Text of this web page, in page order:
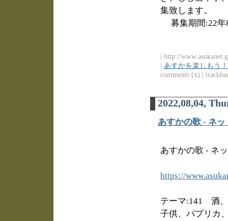
集致します。
募集期間:22年
| http://
| あすかを楽しもう
comments (x) |
2022,08,04,
あすかの歌 - ネ
あすかの歌 - ネ
https://
テーマ:141 酒、
子供、パプリカ